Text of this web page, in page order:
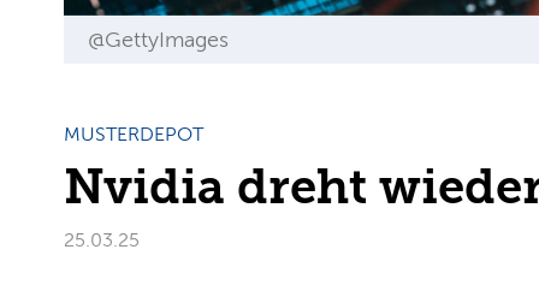
@GettyImages
MUSTERDEPOT
Nvidia dreht
25.03.25